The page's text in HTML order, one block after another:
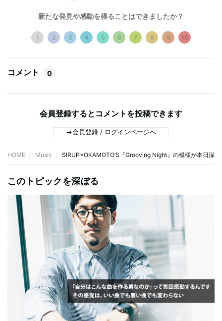
新たな発見や感動を得ることはできましたか？
1 2 3 4 5 6 7 8 9 10
コメント 0
会員登録するとコメントを投稿できます
会員登録 / ログインページへ
HOME Music SIRUP×OKAMOTO’S『Grooving Night』の模様が本日深
このトピックを深ぼる